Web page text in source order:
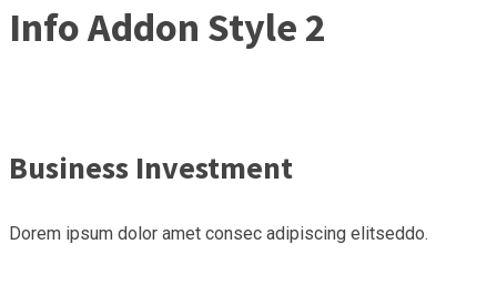
Info Addon Style 2
Business Investment
Dorem ipsum dolor amet consec adipiscing elitseddo.